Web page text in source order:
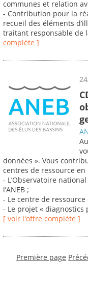
communes et relation
- Contribution pour la
recueil des éléments
traitant responsable de
complète ]
données ». Vous
centres de ressource
- L’Observatoire
l’ANEB ;
- Le centre de
- Le projet « diagnostics
[ voir l'offre complète ]
Première page